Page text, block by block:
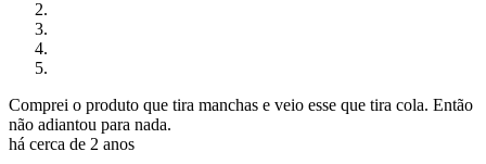
Comprei o produto que tira manchas e veio esse que tira cola. Então
não adiantou para nada.
há cerca de 2 anos